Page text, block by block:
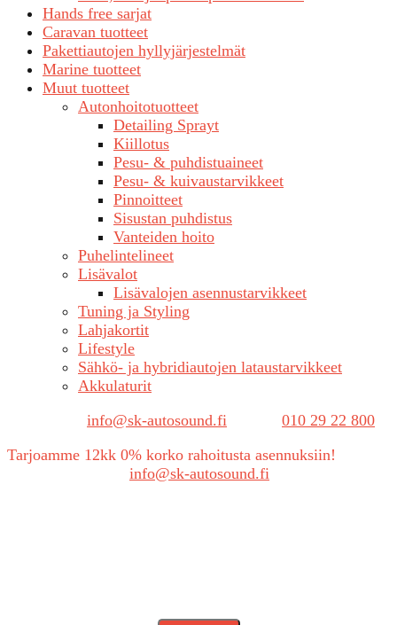
Hands free sarjat
Caravan tuotteet
Pakettiautojen hyllyjärjestelmät
Marine tuotteet
Muut tuotteet
Autonhoitotuotteet
Detailing Sprayt
Kiillotus
Pesu- & puhdistuaineet
Pesu- & kuivaustarvikkeet
Pinnoitteet
Sisustan puhdistus
Vanteiden hoito
Puhelintelineet
Lisävalot
Lisävalojen asennustarvikkeet
Tuning ja Styling
Lahjakortit
Lifestyle
Sähkö- ja hybridiautojen lataustarvikkeet
Akkulaturit
info@sk-autosound.fi
010 29 22 800
Tarjoamme 12kk 0% korko rahoitusta asennuksiin!
info@sk-autosound.fi